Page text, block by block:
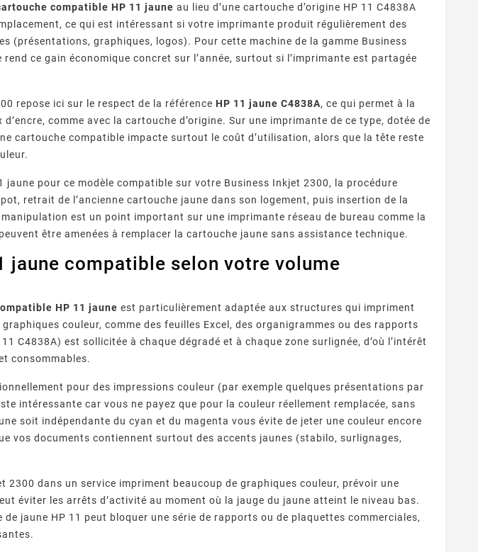
compatible HP 11 jaune au lieu d’une cartouche d’origine HP 11 C4838A
ce qui est intéressant si votre imprimante produit régulièrement des
(présentations, graphiques, logos). Pour cette machine de la gamme Business
ce gain économique concret sur l’année, surtout si l’imprimante est partagée
repose ici sur le respect de la référence HP 11 jaune C4838A, ce qui permet à la
comme avec la cartouche d’origine. Sur une imprimante de ce type, dotée de
cartouche compatible impacte surtout le coût d’utilisation, alors que la tête reste
jaune pour ce modèle compatible sur votre Business Inkjet 2300, la procédure
retrait de l’ancienne cartouche jaune dans son logement, puis insertion de la
est un point important sur une imprimante réseau de bureau comme la
être amenées à remplacer la cartouche jaune sans assistance technique.
jaune compatible selon votre volume
HP 11 jaune est particulièrement adaptée aux structures qui impriment
couleur, comme des feuilles Excel, des organigrammes ou des rapports
C4838A) est sollicitée à chaque dégradé et à chaque zone surlignée, d’où l’intérêt
consommables.
pour des impressions couleur (par exemple quelques présentations par
intéressante car vous ne payez que pour la couleur réellement remplacée, sans
soit indépendante du cyan et du magenta vous évite de jeter une couleur encore
vos documents contiennent surtout des accents jaunes (stabilo, surlignages,
2300 dans un service impriment beaucoup de graphiques couleur, prévoir une
éviter les arrêts d’activité au moment où la jauge du jaune atteint le niveau bas.
jaune HP 11 peut bloquer une série de rapports ou de plaquettes commerciales,